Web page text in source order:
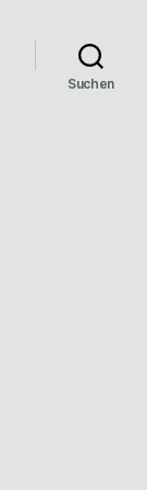
Suchen